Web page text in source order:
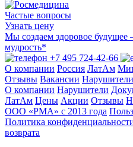
Частые вопросы
Узнать цену
Мы создаем здоровое будущее
мудрость*
+7 495 724-42-66
О компании Россия ЛатАм
Отзывы Вакансии Нарушители
О компании Нарушители
ЛатАм Цены Акции Отзывы
ООО «РМА» c 2013 года
Политика
возврата